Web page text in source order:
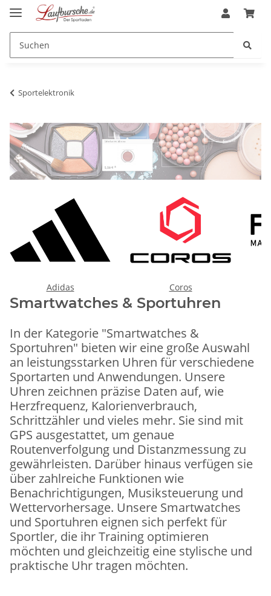
Sportelektronik
Adidas Coros
Smartwatches & Sportuhren
In der Kategorie "Smartwatches &
Sportuhren" bieten wir eine große Auswahl
an leistungsstarken Uhren für verschiedene
Sportarten und Anwendungen. Unsere
Uhren zeichnen präzise Daten auf, wie
Herzfrequenz, Kalorienverbrauch,
Schrittzähler und vieles mehr. Sie sind mit
GPS ausgestattet, um genaue
Routenverfolgung und Distanzmessung zu
gewährleisten. Darüber hinaus verfügen sie
über zahlreiche Funktionen wie
Benachrichtigungen, Musiksteuerung und
Wettervorhersage. Unsere Smartwatches
und Sportuhren eignen sich perfekt für
Sportler, die ihr Training optimieren
möchten und gleichzeitig eine stylische und
praktische Uhr tragen möchten.